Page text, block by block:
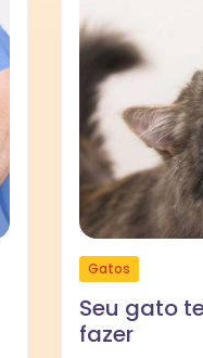
Gatos
Seu gato
fazer